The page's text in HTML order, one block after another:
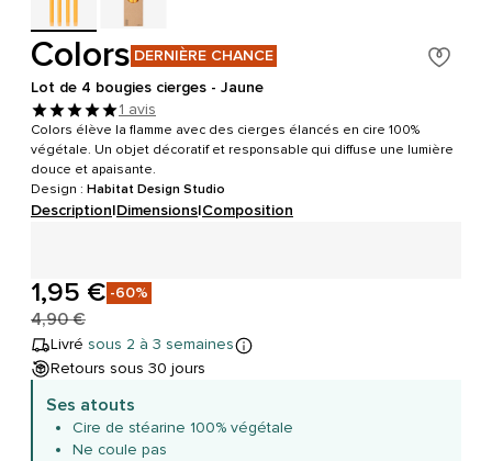
Colors DERNIÈRE CHANCE
Lot de 4 bougies cierges - Jaune
1 avis
Colors élève la flamme avec des cierges élancés en cire 100%
végétale. Un objet décoratif et responsable qui diffuse une lumière
douce et apaisante.
Design : Habitat Design Studio
Description|Dimensions|Composition
1,95 € -60%
4,90 €
Livré sous 2 à 3 semaines
Retours sous 30 jours
Ses atouts
Cire de stéarine 100% végétale
Ne coule pas